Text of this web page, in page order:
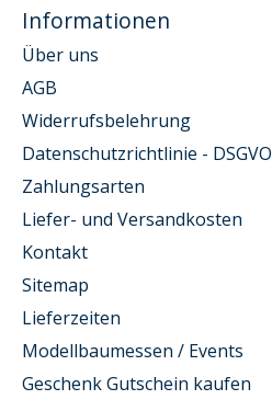
Informationen
Über uns
AGB
Widerrufsbelehrung
Datenschutzrichtlinie - DSGVO
Zahlungsarten
Liefer- und Versandkosten
Kontakt
Sitemap
Lieferzeiten
Modellbaumessen / Events
Geschenk Gutschein kaufen